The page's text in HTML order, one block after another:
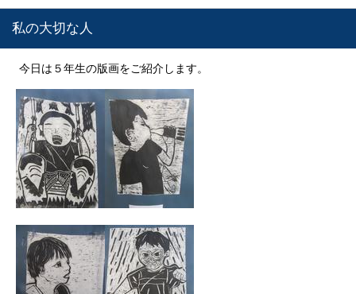
私の大切な人
今日は５年生の版画をご紹介します。